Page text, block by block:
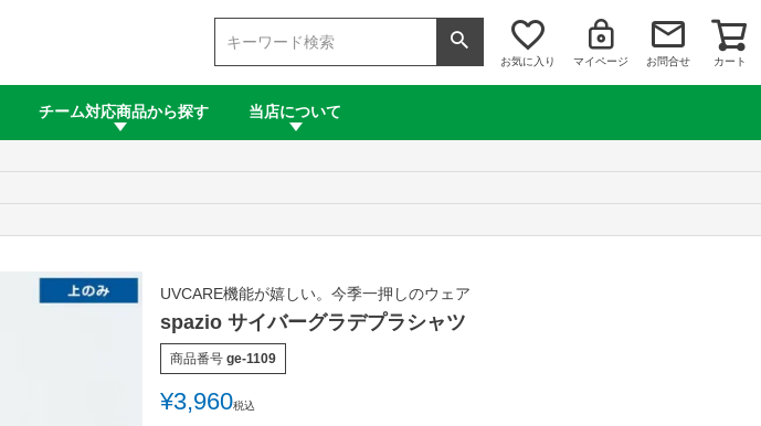
お気に入り マイページ お問合せ カート
チーム対応商品から探す 当店について
UVCARE機能が嬉しい。今季一押しのウェア
spazio サイバーグラデプラシャツ
商品番号 ge-1109
¥3,960税込